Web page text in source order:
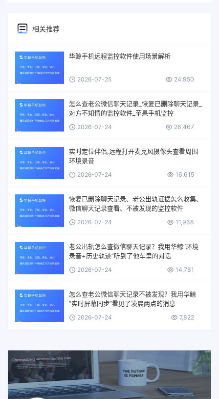
相关推荐
华鲸手机远程监控软件使用场景解析
2026-07-25 24,950
怎么查老公微信聊天记录_恢复已删除聊天记录_
对方不知情的监控软件_苹果手机监控
2026-07-24 26,467
实时定位伴侣,远程打开麦克风摄像头查看周围
环境录音
2026-07-24 16,615
恢复已删除聊天记录、老公出轨证据怎么收集、
微信聊天记录查看、不被发现的监控软件
2026-07-24 11,968
老公出轨怎么查微信聊天记录？我用华鲸“环境
录音+历史轨迹”听到了他车里的对话
2026-07-24 14,781
怎么查老公微信聊天记录不被发现？我用华鲸
“实时屏幕同步”看见了凌晨两点的消息
2026-07-24 7,822